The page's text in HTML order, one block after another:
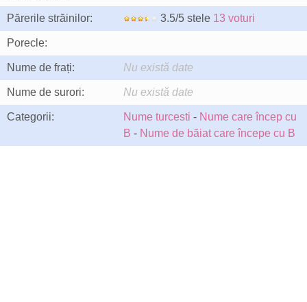
Părerile străinilor: 3.5/5 stele 13 voturi
Porecle:
Nume de frați: Nu există date
Nume de surori: Nu există date
Categorii: Nume turcesti - Nume care încep cu
B - Nume de băiat care începe cu B